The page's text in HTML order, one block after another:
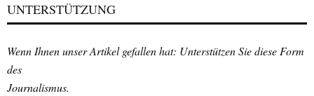
UNTERSTÜTZUNG
Wenn Ihnen unser Artikel gefallen hat: Unterstützen Sie diese Form
des
Journalismus.